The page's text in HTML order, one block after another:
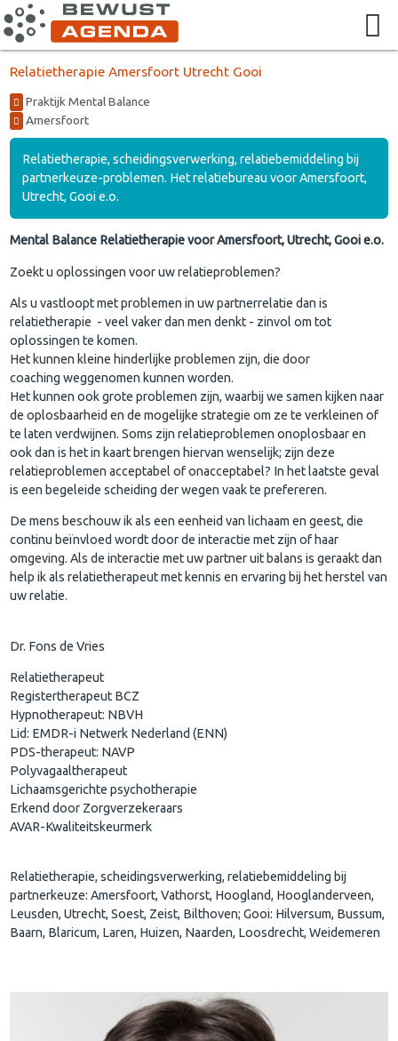
Relatietherapie Amersfoort Utrecht Gooi
Praktijk Mental Balance
Amersfoort
Relatietherapie, scheidingsverwerking, relatiebemiddeling bij
partnerkeuze-problemen. Het relatiebureau voor Amersfoort,
Utrecht, Gooi e.o.
Mental Balance Relatietherapie voor Amersfoort, Utrecht, Gooi e.o.
Zoekt u oplossingen voor uw relatieproblemen?
Als u vastloopt met problemen in uw partnerrelatie dan is
relatietherapie - veel vaker dan men denkt - zinvol om tot
oplossingen te komen.
Het kunnen kleine hinderlijke problemen zijn, die door
coaching weggenomen kunnen worden.
Het kunnen ook grote problemen zijn, waarbij we samen kijken naar
de oplosbaarheid en de mogelijke strategie om ze te verkleinen of
te laten verdwijnen. Soms zijn relatieproblemen onoplosbaar en
ook dan is het in kaart brengen hiervan wenselijk; zijn deze
relatieproblemen acceptabel of onacceptabel? In het laatste geval
is een begeleide scheiding der wegen vaak te prefereren.
De mens beschouw ik als een eenheid van lichaam en geest, die
continu beïnvloed wordt door de interactie met zijn of haar
omgeving. Als de interactie met uw partner uit balans is geraakt dan
help ik als relatietherapeut met kennis en ervaring bij het herstel van
uw relatie.
Dr. Fons de Vries
Relatietherapeut
Registertherapeut BCZ
Hypnotherapeut: NBVH
Lid: EMDR-i Netwerk Nederland (ENN)
PDS-therapeut: NAVP
Polyvagaaltherapeut
Lichaamsgerichte psychotherapie
Erkend door Zorgverzekeraars
AVAR-Kwaliteitskeurmerk
Relatietherapie, scheidingsverwerking, relatiebemiddeling bij
partnerkeuze: Amersfoort, Vathorst, Hoogland, Hooglanderveen,
Leusden, Utrecht, Soest, Zeist, Bilthoven; Gooi: Hilversum, Bussum,
Baarn, Blaricum, Laren, Huizen, Naarden, Loosdrecht, Weidemeren